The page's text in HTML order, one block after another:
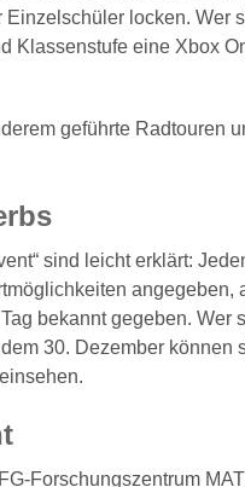
locken. Wer
Klassenstufe eine Xbox
geführte Radtouren
sind leicht erklärt:
bekannt gegeben.
30. Dezember
Forschungszentrum